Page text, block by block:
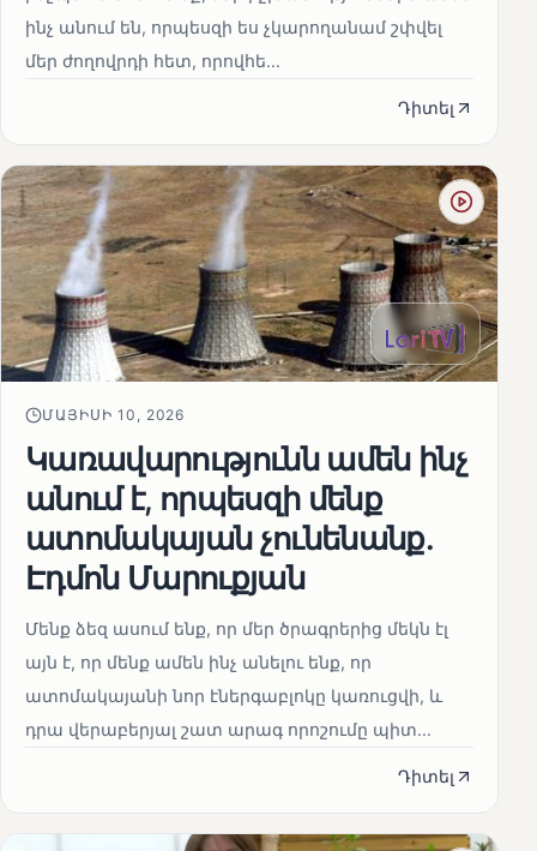
ինչ անում են, որպեսզի ես չկարողանամ շփվել
մեր ժողովրդի հետ, որովհե...
Դիտել
ՄԱՅԻՍԻ 10, 2026
Կառավարությունն ամեն ինչ
անում է, որպեսզի մենք
ատոմակայան չունենանք․
Էդմոն Մարուքյան
Մենք ձեզ ասում ենք, որ մեր ծրագրերից մեկն էլ
այն է, որ մենք ամեն ինչ անելու ենք, որ
ատոմակայանի նոր էներգաբլոկը կառուցվի, և
դրա վերաբերյալ շատ արագ որոշումը պիտ...
Դիտել